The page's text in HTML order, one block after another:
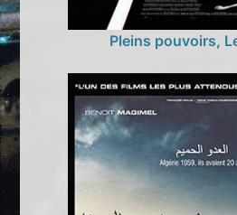
Pleins pouvoirs,